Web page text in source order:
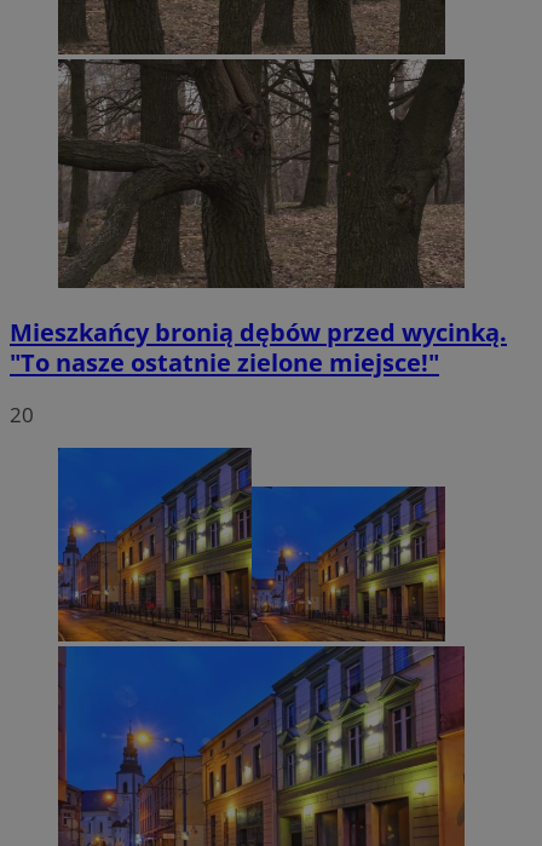
Mieszkańcy bronią dębów przed wycinką.
"To nasze ostatnie zielone miejsce!"
20